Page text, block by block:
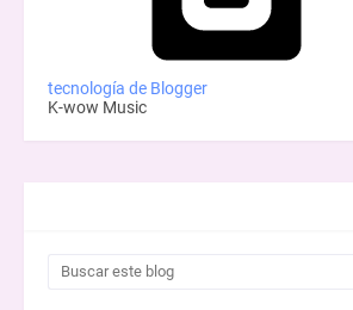
tecnología de Blogger
K-wow Music